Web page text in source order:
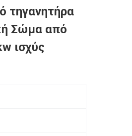
τηγανητήρα
Σώμα από
ισχύς